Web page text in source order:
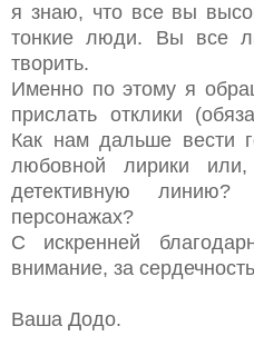
я знаю, что все вы
тонкие люди. Вы все
творить.
Именно по этому я
прислать отклики
Как нам дальше вести
любовной лирики или,
детективную
персонажах?
С искренней
внимание, за
Ваша Додо.